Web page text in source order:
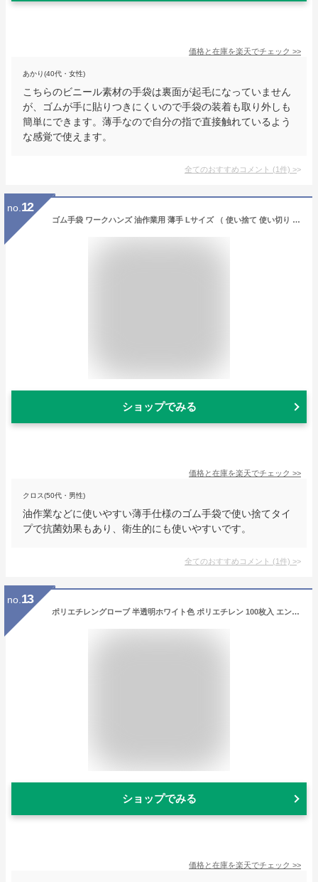
価格と在庫を楽天でチェック >>
あかり(40代・女性)
こちらのビニール素材の手袋は裏面が起毛になっていません
が、ゴムが手に貼りつきにくいので手袋の装着も取り外しも
簡単にできます。薄手なので自分の指で直接触れているよう
な感覚で使えます。
全てのおすすめコメント (1件) >
no. 12
ゴム手袋 ワークハンズ 油作業用 薄手 Lサイズ （ 使い捨て 使い切り ニトリル手袋 合成ゴム 抗菌 パウダーフリー 粉なし 使い捨て手袋 薄手手袋 手ぶくろ グローブ 粉無し 耐油 耐薬品 丈夫 強い 清掃 掃除 食品加工 ）
ショップでみる
価格と在庫を楽天でチェック >>
クロス(50代・男性)
油作業などに使いやすい薄手仕様のゴム手袋で使い捨てタイ
プで抗菌効果もあり、衛生的にも使いやすいです。
全てのおすすめコメント (1件) >
no. 13
ポリエチレングローブ 半透明ホワイト色 ポリエチレン 100枚入 エンボス加工でべたつきにくく 食品にも使えるポリエチレン手袋 左右兼用で無駄なく使える使い切りタイプ 薄手で安価 様々なシーンで気軽に使えるポリエチレン製の使い捨て手袋
ショップでみる
価格と在庫を楽天でチェック >>